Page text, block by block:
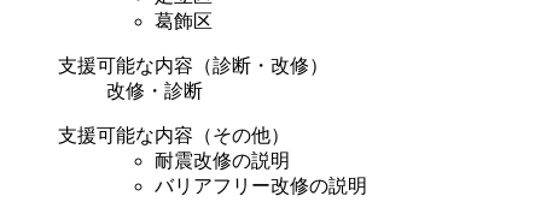
葛飾区
支援可能な内容（診断・改修）
改修・診断
支援可能な内容（その他）
耐震改修の説明
バリアフリー改修の説明